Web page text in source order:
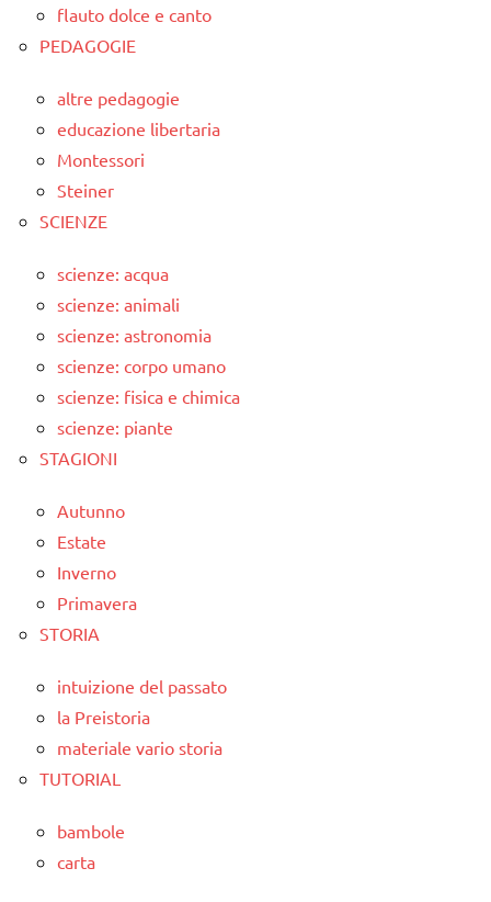
flauto dolce e canto
PEDAGOGIE
altre pedagogie
educazione libertaria
Montessori
Steiner
SCIENZE
scienze: acqua
scienze: animali
scienze: astronomia
scienze: corpo umano
scienze: fisica e chimica
scienze: piante
STAGIONI
Autunno
Estate
Inverno
Primavera
STORIA
intuizione del passato
la Preistoria
materiale vario storia
TUTORIAL
bambole
carta